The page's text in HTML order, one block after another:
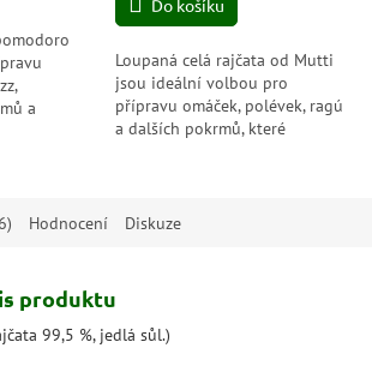
a
Do košíku
Loupaná celá rajčata od Mutti
jsou ideální volbou pro
přípravu omáček, polévek, ragú
a dalších pokrmů, které
Hodnocení Diskuze
produktu
99,5 %, jedlá sůl.)